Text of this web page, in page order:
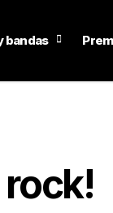
bandas